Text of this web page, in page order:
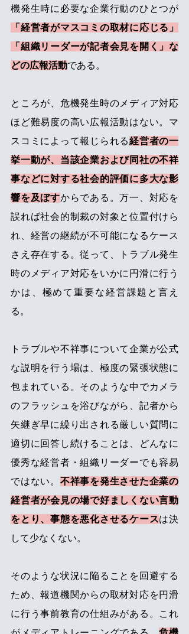
機発生時に必要な企業行動のひとつが
「経営者がマスコミの取材に応じる」
「組織リーダーが記者会見を開く」な
どの広報活動である。
ところが、危機発生時のメディア対応
ほど難易度の高い広報活動はない。マ
スコミによって報じられる経営者の一
挙一動が、当該企業および同社の不祥
事などに対する社会的評価に多大な影
響を及ぼすからである。万一、対応を
誤れば社会的制裁の対象と位置付けら
れ、経営の継続が不可能になるケース
さえ存在する。従って、トラブル発生
時のメディア対応をいかに円滑に行う
かは、極めて重要な経営課題と言え
る。
トラブルや不祥事について企業が公式
な説明を行う場は、極度の緊張状態に
包まれている。そのような中でカメラ
のフラッシュを浴びながら、記者から
矢継ぎ早に繰り出される厳しい質問に
適切に回答し続けることは、どんなに
優秀な経営者・組織リーダーでも容易
ではない。 不祥事を発生させた企業の
経営者が会見の場で好ましくない言動
をとり、事態を悪化させるケースは決
して少なくない。
そのような状況に陥ることを回避する
ため、報道機関からの取材対応を円滑
に行う事前教育の仕組みがある。これ